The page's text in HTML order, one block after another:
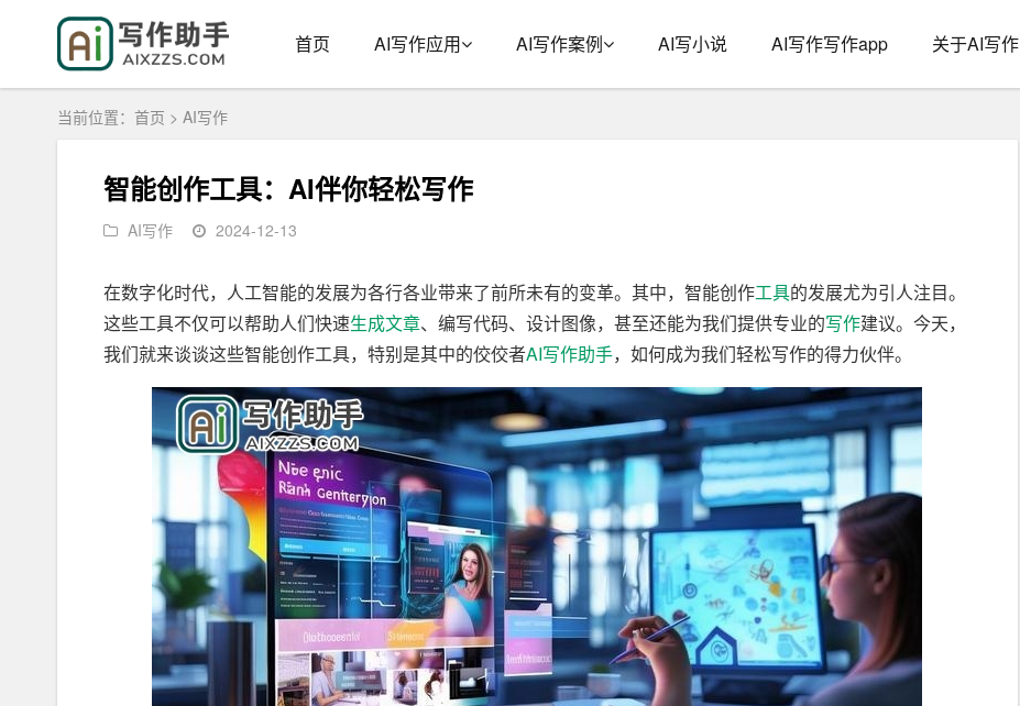
首页 AI写作应用 AI写作案例 AI写小说 AI写作写作app 关于AI写作
当前位置： 首页 > AI写作
智能创作工具：AI伴你轻松写作
AI写作 2024-12-13
在数字化时代，人工智能的发展为各行各业带来了前所未有的变革。其中，智能创作工具的发展尤为引人注目。
这些工具不仅可以帮助人们快速生成文章、编写代码、设计图像，甚至还能为我们提供专业的写作建议。今天，
我们就来谈谈这些智能创作工具，特别是其中的佼佼者AI写作助手，如何成为我们轻松写作的得力伙伴。